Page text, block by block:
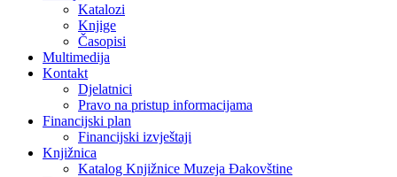
Katalozi
Knjige
Časopisi
Multimedija
Kontakt
Djelatnici
Pravo na pristup informacijama
Financijski plan
Financijski izvještaji
Knjižnica
Katalog Knjižnice Muzeja Đakovštine